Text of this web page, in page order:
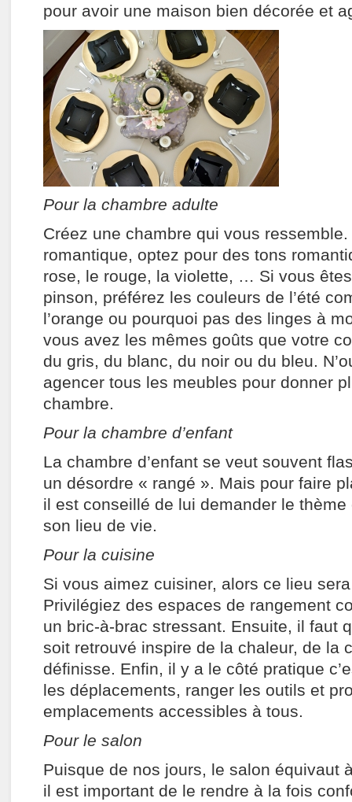
pour avoir une maison bien décorée et
Pour la chambre adulte
Créez une chambre qui vous
romantique, optez pour des tons
rose, le rouge, la violette, … Si vous
pinson, préférez les couleurs de l’été
l’orange ou pourquoi pas des linges à
vous avez les mêmes goûts que votre
du gris, du blanc, du noir ou du bleu.
agencer tous les meubles pour donner
chambre.
Pour la chambre d’enfant
La chambre d’enfant se veut souvent
un désordre « rangé ». Mais pour faire
il est conseillé de lui demander le thème
son lieu de vie.
Pour la cuisine
Si vous aimez cuisiner, alors ce lieu
Privilégiez des espaces de rangement
un bric-à-brac stressant. Ensuite, il faut
soit retrouvé inspire de la chaleur, de la
définisse. Enfin, il y a le côté pratique
les déplacements, ranger les outils et
emplacements accessibles à tous.
Pour le salon
Puisque de nos jours, le salon équivaut
il est important de le rendre à la fois